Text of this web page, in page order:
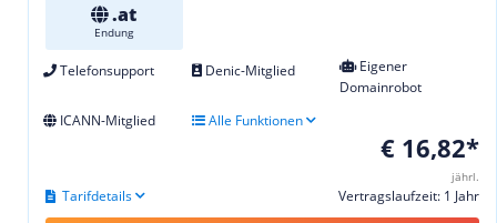
.at
Endung
Telefonsupport Denic-Mitglied
Eigener
Domainrobot
ICANN-Mitglied
Alle Funktionen
€ 16,82*
jährl.
Vertragslaufzeit: 1 Jahr
Tarifdetails